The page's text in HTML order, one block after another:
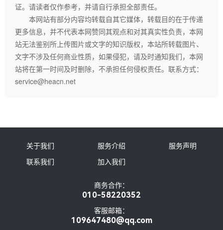
证。请读者仅作参考，并请自行承担全部责任。
本网站有部分内容均转载自其它媒体，转载目的在于传递
更多信息，并不代表本网赞同其观点和对其真实性负责，本网
站无法鉴别所上传图片或文字的知识版权，本站所转载图片、
文字不涉及任何商业性质，如果侵犯，请及时通知我们，本网
站将在第一时间及时删除，不承担任何侵权责任。联系方式：
service@heacn.net
关于我们 服务介绍
服务声明
联系我们
加入我们
商务合作：
010-58220352
客服邮箱：
109647480@qq.com